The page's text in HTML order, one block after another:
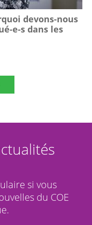
devons-nous
e-s dans les
si vous
du COE